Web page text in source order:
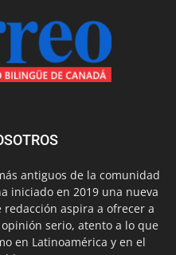
antiguos de la comunidad
iniciado en 2019 una nueva
aspira a ofrecer a
serio, atento a lo que
en Latinoamérica y en el